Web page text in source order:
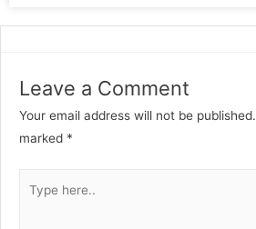
Leave a Comment
Your email address will not be published.
marked *